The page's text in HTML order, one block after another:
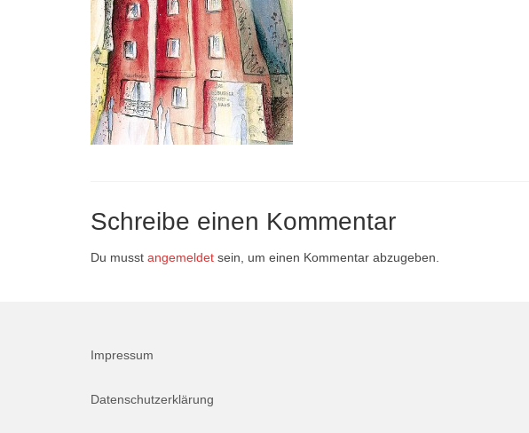
Schreibe einen Kommentar
Du musst angemeldet sein, um einen Kommentar abzugeben.
Impressum
Datenschutzerklärung